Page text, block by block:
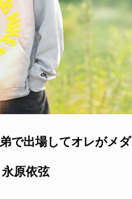
で出場してオレがメダ
原依弦